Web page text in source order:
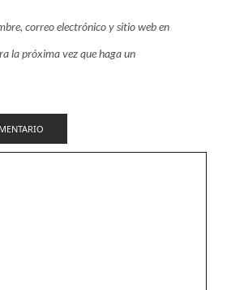
correo electrónico y sitio web en
la próxima vez que haga un